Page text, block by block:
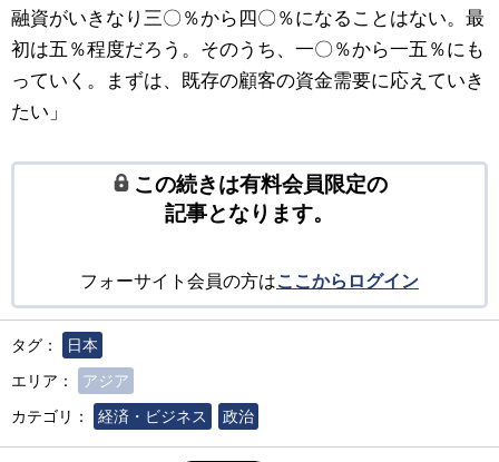
融資がいきなり三〇％から四〇％になることはない。最
初は五％程度だろう。そのうち、一〇％から一五％にも
っていく。まずは、既存の顧客の資金需要に応えていき
たい」
この続きは有料会員限定の
記事となります。
フォーサイト会員の方はここからログイン
タグ：
日本
エリア：
アジア
カテゴリ：
経済・ビジネス 政治